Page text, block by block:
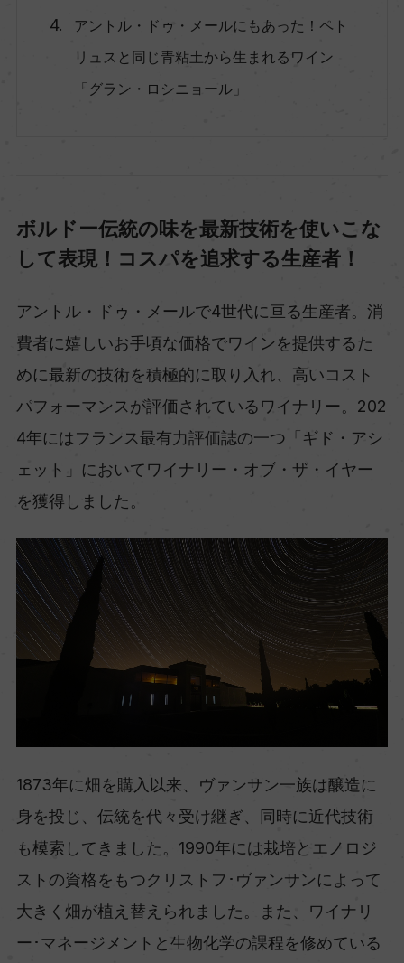
アントル・ドゥ・メールにもあった！ペト
リュスと同じ青粘土から生まれるワイン
「グラン・ロシニョール」
ボルドー伝統の味を最新技術を使いこな
して表現！コスパを追求する生産者！
アントル・ドゥ・メールで4世代に亘る生産者。消
費者に嬉しいお手頃な価格でワインを提供するた
めに最新の技術を積極的に取り入れ、高いコスト
パフォーマンスが評価されているワイナリー。202
4年にはフランス最有力評価誌の一つ「ギド・アシ
ェット」においてワイナリー・オブ・ザ・イヤー
を獲得しました。
1873年に畑を購入以来、ヴァンサン一族は醸造に
身を投じ、伝統を代々受け継ぎ、同時に近代技術
も模索してきました。1990年には栽培とエノロジ
ストの資格をもつクリストフ･ヴァンサンによって
大きく畑が植え替えられました。また、ワイナリ
ー･マネージメントと生物化学の課程を修めている